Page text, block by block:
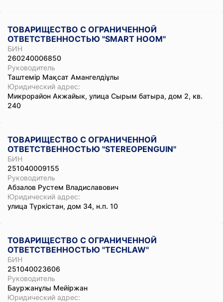
ТОВАРИЩЕСТВО С ОГРАНИЧЕННОЙ
ОТВЕТСТВЕННОСТЬЮ "SMART HOOM"
БИН
260240006850
Руководитель
Таштемір Мақсат Амангелдіұлы
Юридический адрес:
Микрорайон Акжайык, улица Сырым батыра, дом 2, кв.
240
ТОВАРИЩЕСТВО С ОГРАНИЧЕННОЙ
ОТВЕТСТВЕННОСТЬЮ "STEREOPENGUIN"
БИН
251040009155
Руководитель
Абзалов Рустем Владиславович
Юридический адрес:
улица Түркістан, дом 34, н.п. 10
ТОВАРИЩЕСТВО С ОГРАНИЧЕННОЙ
ОТВЕТСТВЕННОСТЬЮ "TECHLAW"
БИН
251040023606
Руководитель
Бауржанұлы Мейіржан
Юридический адрес: